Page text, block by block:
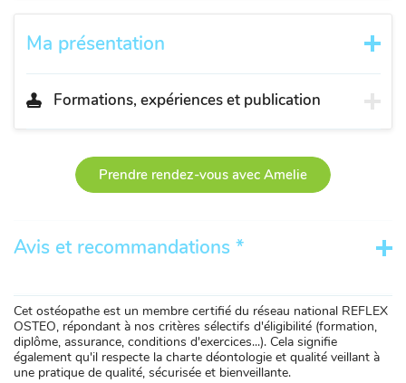
Ma présentation
Formations, expériences et publication
Prendre rendez-vous avec Amelie
Avis et recommandations *
Cet ostéopathe est un membre certifié du réseau national REFLEX
OSTEO, répondant à nos critères sélectifs d'éligibilité (formation,
diplôme, assurance, conditions d'exercices...). Cela signifie
également qu'il respecte la charte déontologie et qualité veillant à
une pratique de qualité, sécurisée et bienveillante.